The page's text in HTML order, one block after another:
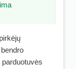
parduotuvės